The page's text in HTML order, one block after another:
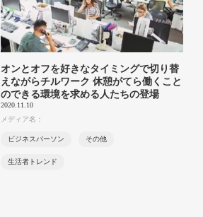
オンとオフを好きなタイミングで切り替
えながらチルワーク 休憩がてら働くこと
のできる環境を求める人たちの登場
2020.11.10
メディア名：
ビジネスパーソン その他
生活者トレンド